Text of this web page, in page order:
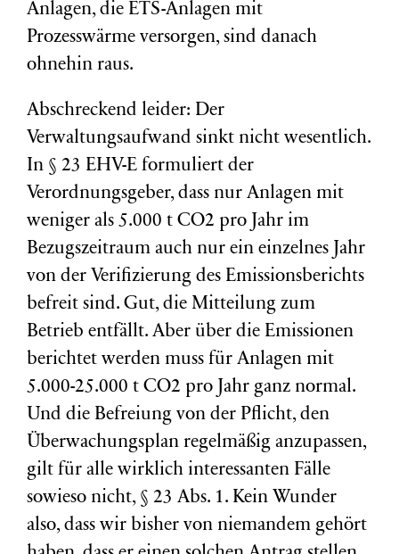
Anlagen, die ETS-Anlagen mit
Prozesswärme versorgen, sind danach
ohnehin raus.
Abschreckend leider: Der
Verwaltungsaufwand sinkt nicht wesentlich.
In § 23 EHV-E formuliert der
Verordnungsgeber, dass nur Anlagen mit
weniger als 5.000 t CO2 pro Jahr im
Bezugszeitraum auch nur ein einzelnes Jahr
von der Verifizierung des Emissionsberichts
befreit sind. Gut, die Mitteilung zum
Betrieb entfällt. Aber über die Emissionen
berichtet werden muss für Anlagen mit
5.000-25.000 t CO2 pro Jahr ganz normal.
Und die Befreiung von der Pflicht, den
Überwachungsplan regelmäßig anzupassen,
gilt für alle wirklich interessanten Fälle
sowieso nicht, § 23 Abs. 1. Kein Wunder
also, dass wir bisher von niemandem gehört